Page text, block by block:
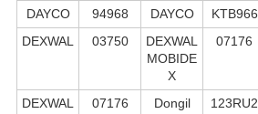
DAYCO 94968 DAYCO KTB966
DEXWAL
03750
DEXWAL
MOBIDE
X
07176
DEXWAL
07176 Dongil
123RU2